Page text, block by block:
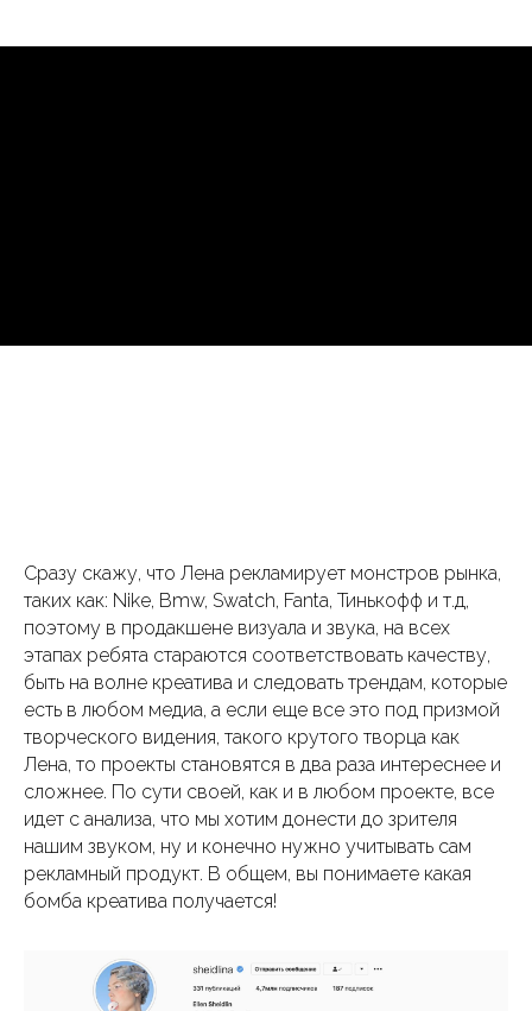
Сразу скажу, что Лена рекламирует монстров рынка,
таких как: Nike, Bmw, Swatch, Fanta, Тинькофф и т.д,
поэтому в продакшене визуала и звука, на всех
этапах ребята стараются соответствовать качеству,
быть на волне креатива и следовать трендам, которые
есть в любом медиа, а если еще все это под призмой
творческого видения, такого крутого творца как
Лена, то проекты становятся в два раза интереснее и
сложнее. По сути своей, как и в любом проекте, все
идет с анализа, что мы хотим донести до зрителя
нашим звуком, ну и конечно нужно учитывать сам
рекламный продукт. В общем, вы понимаете какая
бомба креатива получается!